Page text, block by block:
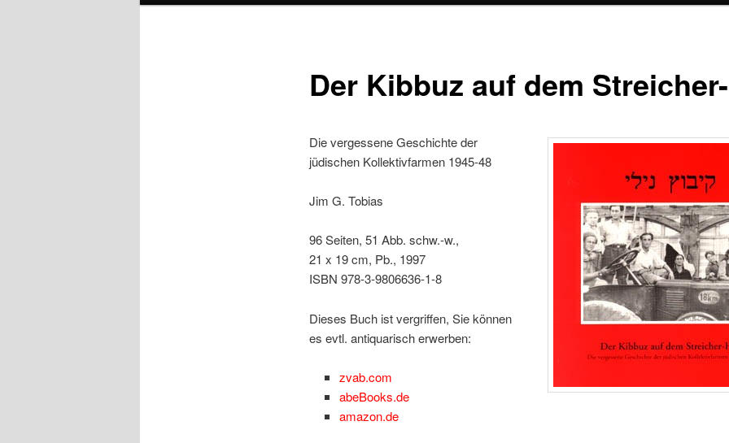
Der Kibbuz auf dem
Die vergessene Geschichte der
jüdischen Kollektivfarmen 1945-48
Jim G. Tobias
96 Seiten, 51 Abb. schw.-w.,
21 x 19 cm, Pb., 1997
ISBN 978-3-9806636-1-8
Dieses Buch ist vergriffen, Sie können
es evtl. antiquarisch erwerben:
zvab.com
abeBooks.de
amazon.de